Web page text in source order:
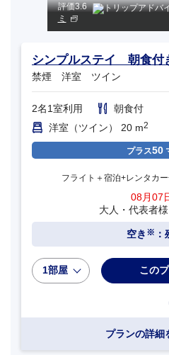
評価3.6
ミ
シンプルステイ 朝食付
禁煙 洋室 ツイン
2名1室利用
朝食付
洋室（ツイン） 20 m2
プラス50
フライト＋宿泊+レンタカ
08月07
大人・代表者様
空き ※
1部屋 この
プランの詳細